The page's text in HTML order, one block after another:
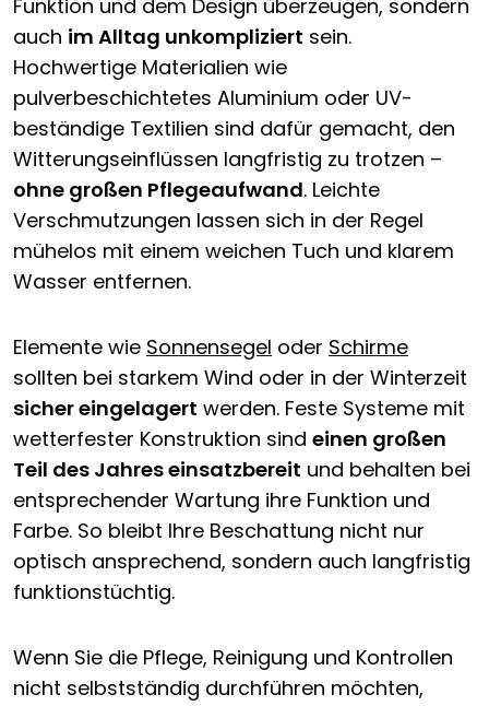
Funktion und dem Design überzeugen, sondern
auch im Alltag unkompliziert sein.
Hochwertige Materialien wie
pulverbeschichtetes Aluminium oder UV-
beständige Textilien sind dafür gemacht, den
Witterungseinflüssen langfristig zu trotzen –
ohne großen Pflegeaufwand. Leichte
Verschmutzungen lassen sich in der Regel
mühelos mit einem weichen Tuch und klarem
Wasser entfernen.
Elemente wie Sonnensegel oder Schirme
sollten bei starkem Wind oder in der Winterzeit
sicher eingelagert werden. Feste Systeme mit
wetterfester Konstruktion sind einen großen
Teil des Jahres einsatzbereit und behalten bei
entsprechender Wartung ihre Funktion und
Farbe. So bleibt Ihre Beschattung nicht nur
optisch ansprechend, sondern auch langfristig
funktionstüchtig.
Wenn Sie die Pflege, Reinigung und Kontrollen
nicht selbstständig durchführen möchten,